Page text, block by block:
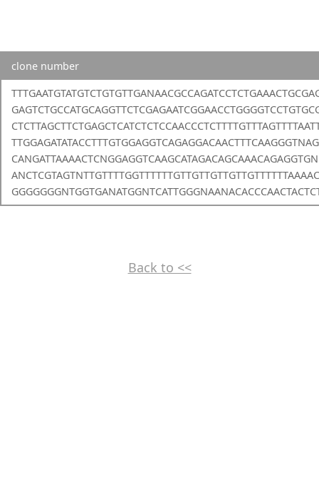
clone number
Back to <<